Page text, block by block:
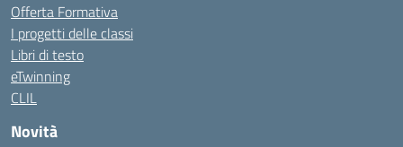
Offerta Formativa
I progetti delle classi
Libri di testo
eTwinning
CLIL
Novità